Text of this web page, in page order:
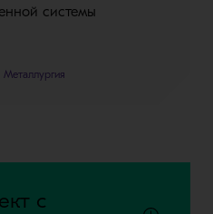
системы
Металлургия
с